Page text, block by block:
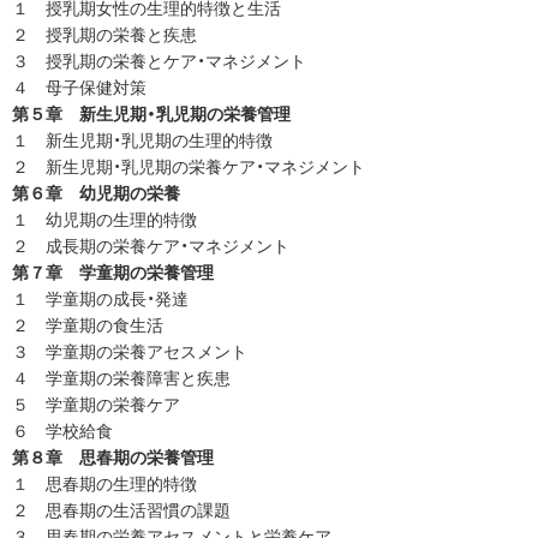
１ 授乳期女性の生理的特徴と生活
２ 授乳期の栄養と疾患
３ 授乳期の栄養とケア・マネジメント
４ 母子保健対策
第５章 新生児期・乳児期の栄養管理
１ 新生児期・乳児期の生理的特徴
２ 新生児期・乳児期の栄養ケア・マネジメント
第６章 幼児期の栄養
１ 幼児期の生理的特徴
２ 成長期の栄養ケア・マネジメント
第７章 学童期の栄養管理
１ 学童期の成長・発達
２ 学童期の食生活
３ 学童期の栄養アセスメント
４ 学童期の栄養障害と疾患
５ 学童期の栄養ケア
６ 学校給食
第８章 思春期の栄養管理
１ 思春期の生理的特徴
２ 思春期の生活習慣の課題